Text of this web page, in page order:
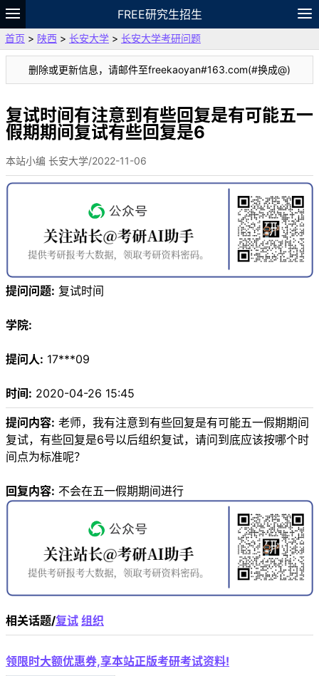
FREE研究生招生
题库
故事 专题 APP 笔记
VIP
资料
首页 > 陕西 > 长安大学 > 长安大学考研问题
删除或更新信息，请邮件至freekaoyan#163.com(#换成@)
复试时间有注意到有些回复是有可能五一
假期期间复试有些回复是6
本站小编 长安大学/2022-11-06
提问问题: 复试时间
学院:
提问人: 17***09
时间: 2020-04-26 15:45
提问内容: 老师，我有注意到有些回复是有可能五一假期期间
复试，有些回复是6号以后组织复试，请问到底应该按哪个时
间点为标准呢？
回复内容: 不会在五一假期期间进行
相关话题/复试 组织
领限时大额优惠券,享本站正版考研考试资料!